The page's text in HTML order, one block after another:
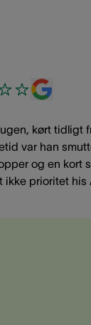
kørt tidligt
var han
og en kort
ikke prioritet his